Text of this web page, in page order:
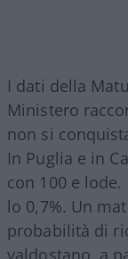
I dati della
Ministero
non si
In Puglia e in
con 100 e lode.
lo 0,7%. Un
probabilità di